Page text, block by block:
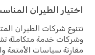
اختيار الطيران
تتنوع شركات الطيران
وشركات خدمة متكاملة
مقارنة سياسات الأمتعة